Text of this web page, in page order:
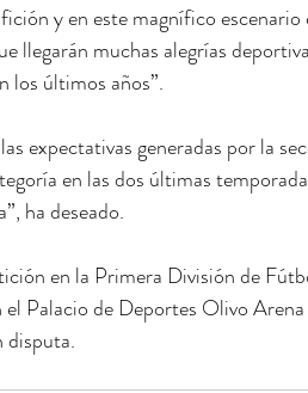
y en este magnífico escenario
llegarán muchas alegrías
los últimos años”.
expectativas generadas por la
en las dos últimas
ha deseado.
en la Primera División de
Palacio de Deportes Olivo
disputa.